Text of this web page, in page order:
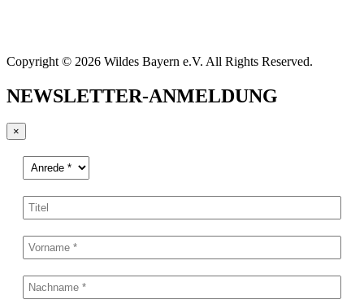
Copyright © 2026 Wildes Bayern e.V. All Rights Reserved.
NEWSLETTER-ANMELDUNG
×